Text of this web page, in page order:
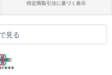
特定商取引法に基づく表示
見る